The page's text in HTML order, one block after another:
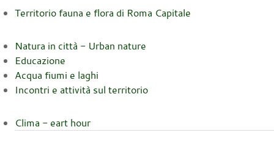
Territorio fauna e flora di Roma Capitale
Natura in città - Urban nature
Educazione
Acqua fiumi e laghi
Incontri e attività sul territorio
Clima - eart hour